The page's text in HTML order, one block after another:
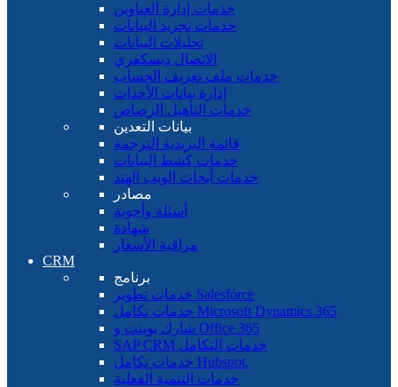
خدمات إدارة العناوين
خدمات تجريد البيانات
تحليلات البيانات
الاتصال ديسكفري
خدمات ملف تعريف الحساب
إدارة بيانات الأحداث
خدمات التأهيل الرصاص
بيانات التعدين
قائمة البريدية الترجمة
خدمات كشط البيانات
خدمات أبحاث الويب الهند
مصادر
أسئلة وأجوبة
شهادة
مراقبة الأسعار
CRM
برنامج
خدمات تطوير Salesforce
خدمات تكامل Microsoft Dynamics 365
شارك بوينت و Office 365
SAP CRM خدمات التكامل
خدمات تكامل Hubspot.
خدمات التنمية الفعلية